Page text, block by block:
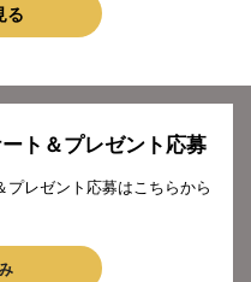
る
ト＆プレゼント応募
プレゼント応募はこちらから